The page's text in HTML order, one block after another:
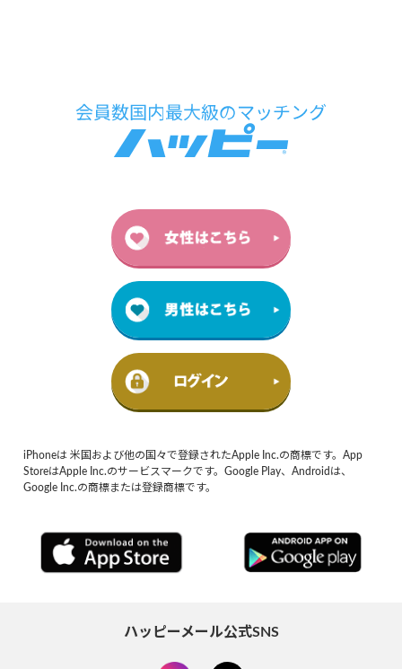
iPhoneは 米国および他の国々で登録されたApple Inc.の商標です。App
StoreはApple Inc.のサービスマークです。Google Play、Androidは、
Google Inc.の商標または登録商標です。
ハッピーメール公式SNS